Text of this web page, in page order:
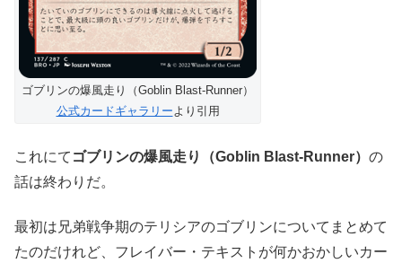
ゴブリンの爆風走り（Goblin Blast-Runner）
公式カードギャラリーより引用
これにて ゴブリンの爆風走り（Goblin Blast-Runner） の
話は終わりだ。
最初は兄弟戦争期のテリシアのゴブリンについてまとめて
たのだけれど、フレイバー・テキストが何かおかしいカー